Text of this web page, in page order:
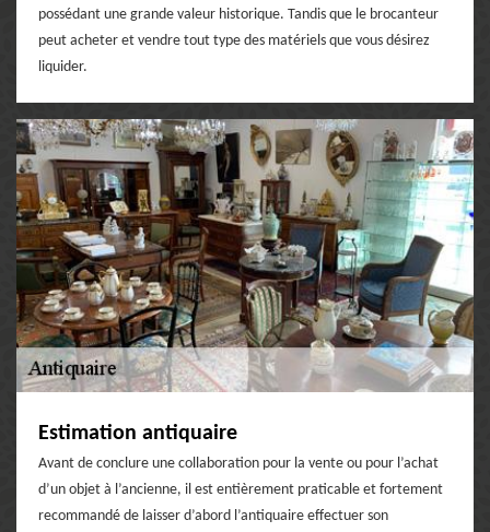
possédant une grande valeur historique. Tandis que le brocanteur
peut acheter et vendre tout type des matériels que vous désirez
liquider.
Estimation antiquaire
Avant de conclure une collaboration pour la vente ou pour l’achat
d’un objet à l’ancienne, il est entièrement praticable et fortement
recommandé de laisser d’abord l’antiquaire effectuer son